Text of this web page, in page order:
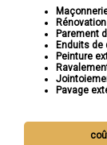
Parement
Enduits de
Peinture
Pavage